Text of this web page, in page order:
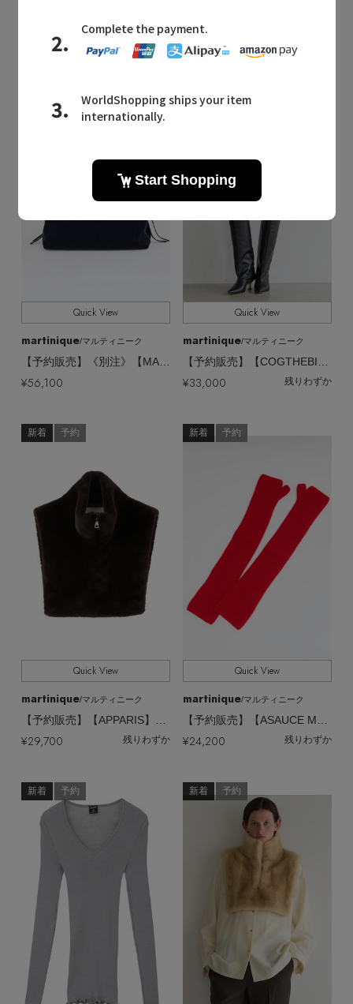
¥80,300
残りわずか
Quick View
martinique/マルティニーク
¥33,000 残りわずか
Quick View
martinique/マルティニーク
【予約販売】《別注》【MARY AL TERNA】RIKYU MICRO SUEDE
¥56,100
新着 予約
Quick View
martinique/マルティニーク
【予約販売】【ASAUCE MELER】ミドルゲージカシミヤ ロングアームウォーマー
¥24,200 残りわずか
新着 予約
Quick View
martinique/マルティニーク
【予約販売】【APPARIS】Jamie Dickey ベスト
¥29,700 残りわずか
新着 予約
新着 予約